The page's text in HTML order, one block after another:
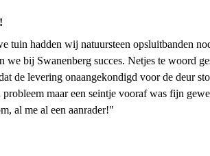
tuin hadden wij natuursteen opsluitbanden
we bij Swanenberg succes. Netjes te woord
de levering onaangekondigd voor de deur
maar een seintje vooraf was fijn
al me al een aanrader!"